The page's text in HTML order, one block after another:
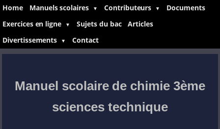
Home Manuels scolaires ▼ Contributeurs ▼
Documents
Exercices en ligne
▼ Sujets du bac
Articles
Divertissements
▼ Contact
Manuel scolaire de chimie 3ème
sciences technique